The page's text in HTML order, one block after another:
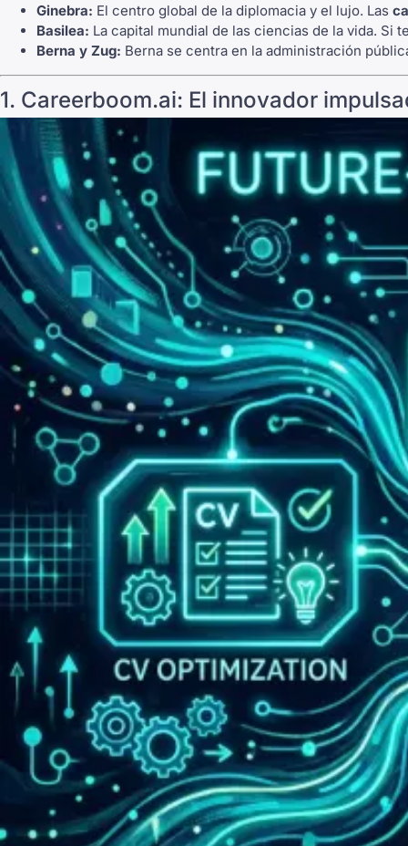
Ginebra: El centro global de la diplomacia y el lujo. Las
Basilea: La capital mundial de las ciencias de la vida.
Berna y Zug: Berna se centra en la administración
1. Careerboom.ai: El innovador